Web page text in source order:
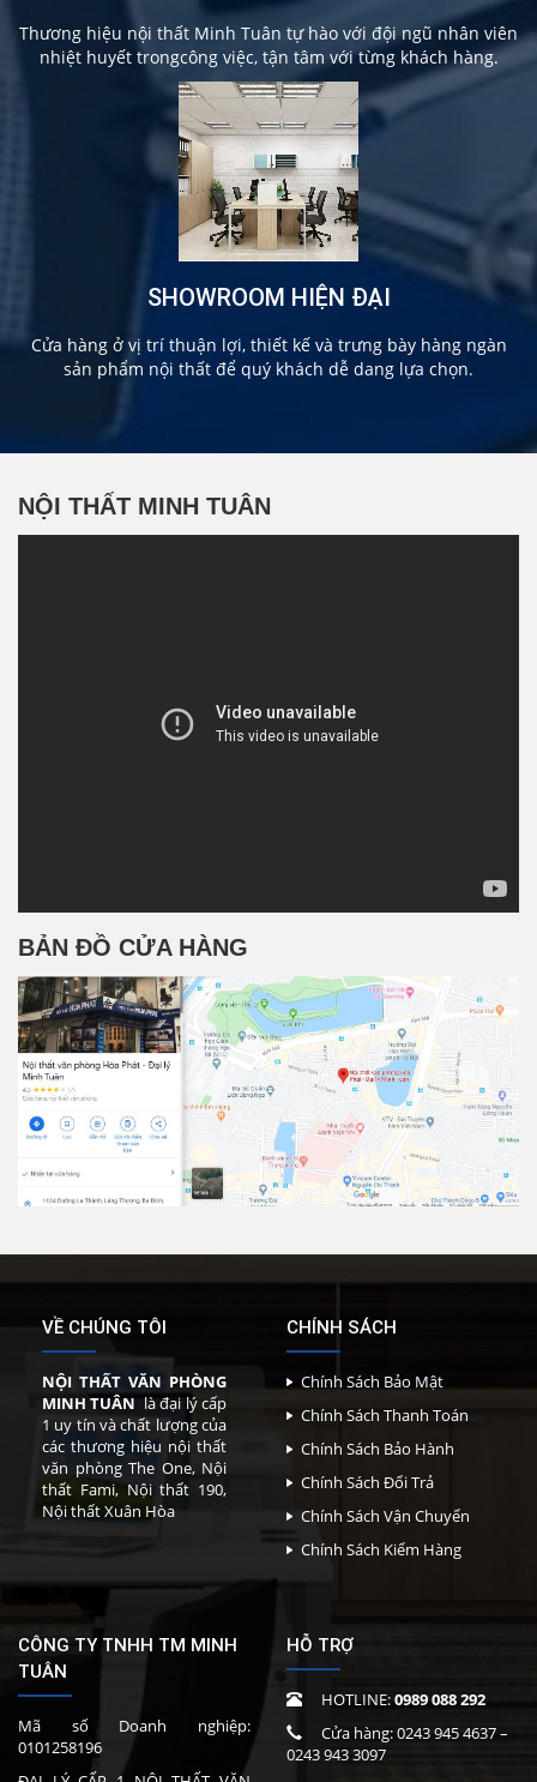
Thương hiệu nội thất Minh Tuân tự hào với đội ngũ nhân viên
nhiệt huyết trongcông việc, tận tâm với từng khách hàng.
SHOWROOM HIỆN ĐẠI
Cửa hàng ở vị trí thuận lợi, thiết kế và trưng bày hàng ngàn
sản phẩm nội thất để quý khách dễ dang lựa chọn.
NỘI THẤT MINH TUÂN
BẢN ĐỒ CỬA HÀNG
VỀ CHÚNG TÔI
NỘI THẤT VĂN PHÒNG
MINH TUÂN là đại lý cấp
1 uy tín và chất lượng của
các thương hiệu nội thất
văn phòng The One, Nội
thất Fami, Nội thất 190,
Nội thất Xuân Hòa
CHÍNH SÁCH
Chính Sách Bảo Mật
Chính Sách Thanh Toán
Chính Sách Bảo Hành
Chính Sách Đổi Trả
Chính Sách Vận Chuyển
Chính Sách Kiểm Hàng
CÔNG TY TNHH TM MINH
TUÂN
Mã số Doanh nghiệp:
0101258196
HỖ TRỢ
HOTLINE:0989 088 292
Cửa hàng:0243 945 4637–
0243 943 3097